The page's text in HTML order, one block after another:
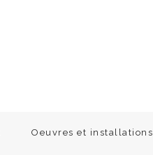
Oeuvres et installations